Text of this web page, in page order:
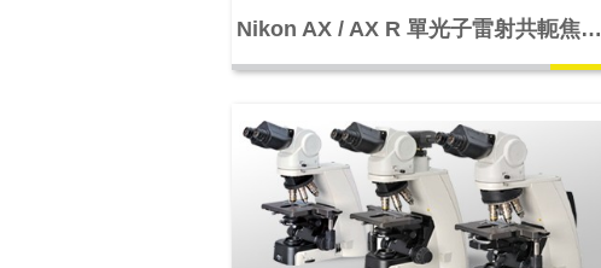
Nikon AX / AX R 單光子雷射共軛焦顯
微鏡